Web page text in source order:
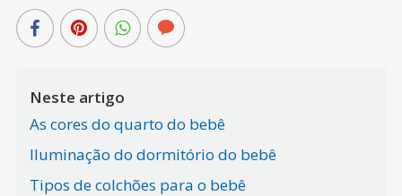
Neste artigo
As cores do quarto do bebê
Iluminação do dormitório do bebê
Tipos de colchões para o bebê